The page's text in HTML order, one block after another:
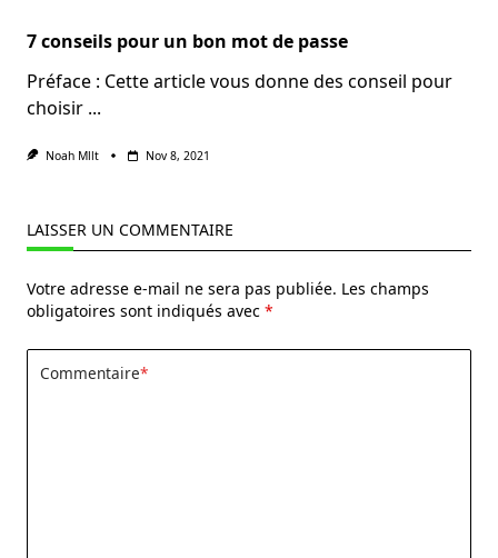
7 conseils pour un bon mot de passe
Préface : Cette article vous donne des conseil pour
choisir ...
Noah Mllt Nov 8, 2021
LAISSER UN COMMENTAIRE
Votre adresse e-mail ne sera pas publiée. Les champs
obligatoires sont indiqués avec *
Commentaire*